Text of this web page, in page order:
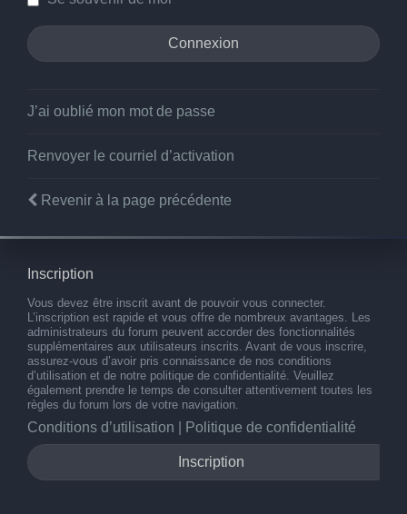
J’ai oublié mon mot de passe
Renvoyer le courriel d’activation
Revenir à la page précédente
Inscription
Vous devez être inscrit avant de pouvoir vous connecter.
L’inscription est rapide et vous offre de nombreux avantages. Les
administrateurs du forum peuvent accorder des fonctionnalités
supplémentaires aux utilisateurs inscrits. Avant de vous inscrire,
assurez-vous d’avoir pris connaissance de nos conditions
d’utilisation et de notre politique de confidentialité. Veuillez
également prendre le temps de consulter attentivement toutes les
règles du forum lors de votre navigation.
Conditions d’utilisation Politique de confidentialité
Inscription